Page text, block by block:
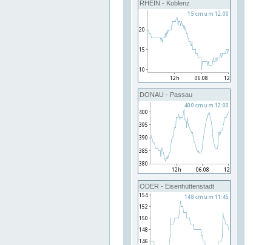
RHEIN - Koblenz
DONAU - Passau
ODER - Eisenhüttenstadt